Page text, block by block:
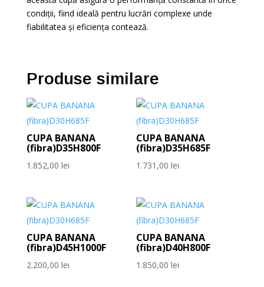
condiții, fiind ideală pentru lucrări complexe unde
fiabilitatea și eficiența contează.
Produse similare
CUPA BANANA
(fibra)D35H800F
1.852,00 lei
CUPA BANANA
(fibra)D35H685F
1.731,00lei
CUPA BANANA
(fibra)D45H1000F
2.200,00 lei
CUPA BANANA
(fibra)D40H800F
1.850,00lei